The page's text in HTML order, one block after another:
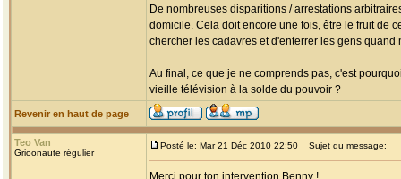
De nombreuses disparitions / arrestations
domicile. Cela doit encore une fois, être le fruit de
chercher les cadavres et d'enterrer les gens
Au final, ce que je ne comprends pas, c'est
vieille télévision à la solde du pouvoir ?
Revenir en haut de page
Teo Van
Grioonaute régulier
Posté le: Mar 21 Déc 2010 22:50 Sujet du message:
Merci pour ton intervention Benny !